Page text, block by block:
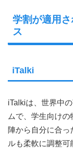
学割が適用
ス
iTalki
iTalkiは、世界中
ムで、学生向け
陣から自分に合
ルも柔軟に調整可